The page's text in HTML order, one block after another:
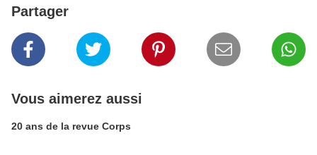
Partager
Vous aimerez aussi
20 ans de la revue Corps